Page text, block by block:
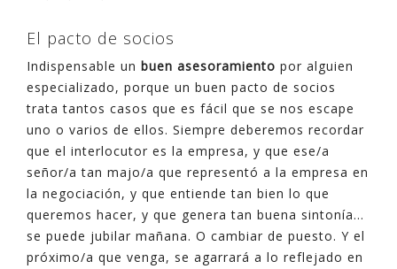
El pacto de socios
Indispensable un buen asesoramiento por alguien
especializado, porque un buen pacto de socios
trata tantos casos que es fácil que se nos escape
uno o varios de ellos. Siempre deberemos recordar
que el interlocutor es la empresa, y que ese/a
señor/a tan majo/a que representó a la empresa en
la negociación, y que entiende tan bien lo que
queremos hacer, y que genera tan buena sintonía…
se puede jubilar mañana. O cambiar de puesto. Y el
próximo/a que venga, se agarrará a lo reflejado en